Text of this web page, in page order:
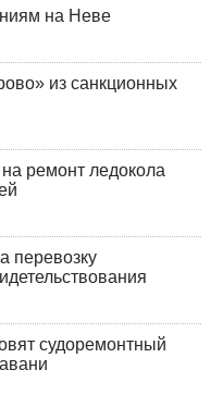
на Неве
из санкционных
ремонт ледокола
перевозку
судоремонтный